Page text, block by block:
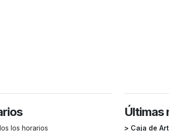
los horarios
Últimas
> Caja de